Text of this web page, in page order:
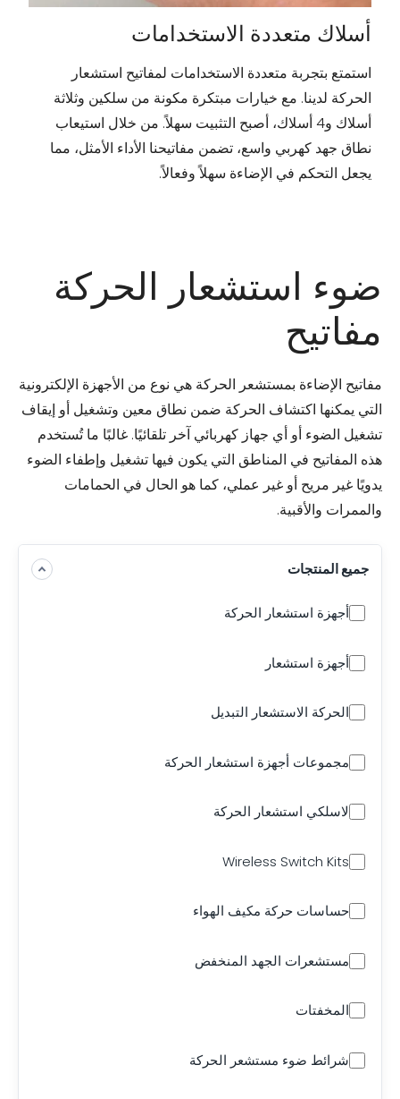
أسلاك متعددة الاستخدامات
استمتع بتجربة متعددة الاستخدامات لمفاتيح استشعار
الحركة لدينا. مع خيارات مبتكرة مكونة من سلكين وثلاثة
أسلاك و4 أسلاك، أصبح التثبيت سهلاً. من خلال استيعاب
نطاق جهد كهربي واسع، تضمن مفاتيحنا الأداء الأمثل، مما
يجعل التحكم في الإضاءة سهلاً وفعالاً.
ضوء استشعار الحركة
مفاتيح
مفاتيح الإضاءة بمستشعر الحركة هي نوع من الأجهزة الإلكترونية
التي يمكنها اكتشاف الحركة ضمن نطاق معين وتشغيل أو إيقاف
تشغيل الضوء أو أي جهاز كهربائي آخر تلقائيًا. غالبًا ما تُستخدم
هذه المفاتيح في المناطق التي يكون فيها تشغيل وإطفاء الضوء
يدويًا غير مريح أو غير عملي، كما هو الحال في الحمامات
والممرات والأقبية.
جميع المنتجات
أجهزة استشعار الحركة
أجهزة استشعار
الحركة الاستشعار التبديل
مجموعات أجهزة استشعار الحركة
لاسلكي استشعار الحركة
Wireless Switch Kits
حساسات حركة مكيف الهواء
مستشعرات الجهد المنخفض
المخفتات
شرائط ضوء مستشعر الحركة